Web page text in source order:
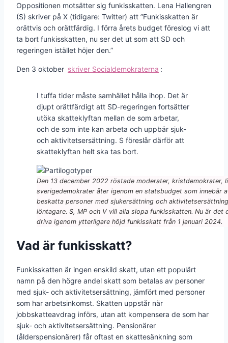
Oppositionen motsätter sig funkisskatten. Lena Hallengren
(S) skriver på X (tidigare: Twitter) att ”Funkisskatten är
orättvis och orättfärdig. I förra årets budget föreslog vi att
ta bort funkisskatten, nu ser det ut som att SD och
regeringen istället höjer den.”
Den 3 oktober skriver Socialdemokraterna :
I tuffa tider måste samhället hålla ihop. Det är
djupt orättfärdigt att SD-regeringen fortsätter
utöka skatteklyftan mellan de som arbetar,
och de som inte kan arbeta och uppbär sjuk-
och aktivitetsersättning. S föreslår därför att
skatteklyftan helt ska tas bort.
Den 13 december 2022 röstade moderater, kristdemokrater,
sverigedemokrater åter igenom en statsbudget som innebär
beskatta personer med sjukersättning och
löntagare. S, MP och V vill alla slopa funkisskatten. Nu är det
driva igenom ytterligare höjd funkisskatt från 1 januari 2024.
Vad är funkisskatt?
Funkisskatten är ingen enskild skatt, utan ett populärt
namn på den högre andel skatt som betalas av personer
med sjuk- och aktivitetsersättning, jämfört med personer
som har arbetsinkomst. Skatten uppstår när
jobbskatteavdrag införs, utan att kompensera de som har
sjuk- och aktivitetsersättning. Pensionärer
(ålderspensionärer) får oftast en skattesänkning som